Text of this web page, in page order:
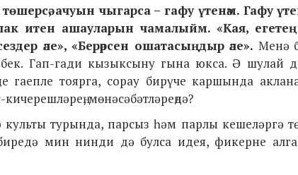
ачуын чыгарса – гафу үтенәм. Гафу
итен ашауларын чамалыйм. «Кая,
әле», «Берәрсен ошатасыңдыр әле». Менә
Гап-гади кызыксыну гына юкса. Ә шулай
гаепле тоярга, сорау бирүче каршында
мөнәсәбәтләреңдә?
культы турында, парсыз һәм парлы кешеләргә
мин нинди дә булса идея, фикерне алга